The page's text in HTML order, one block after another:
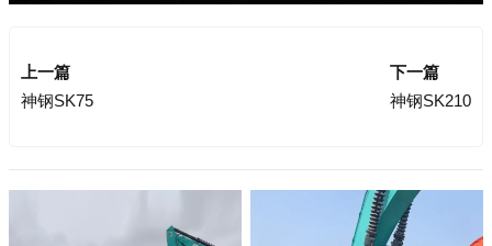
上一篇
神钢SK75
下一篇
神钢SK210